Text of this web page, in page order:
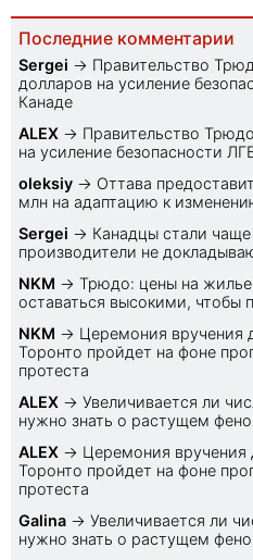
Последние комментарии
Sеrgei → Правительство
долларов на усиление
Канаде
ALEX → Правительство
на усиление безопасности
oleksiy → Оттава
млн на адаптацию к
Sеrgei → Канадцы стали
производители не
NKM → Трюдо: цены на
оставаться высокими, чтобы
NKM → Церемония вручения
Торонто пройдет на фоне
протеста
ALEX → Увеличивается ли
нужно знать о растущем
ALEX → Церемония вручения
Торонто пройдет на фоне
протеста
Galina → Увеличивается ли
нужно знать о растущем